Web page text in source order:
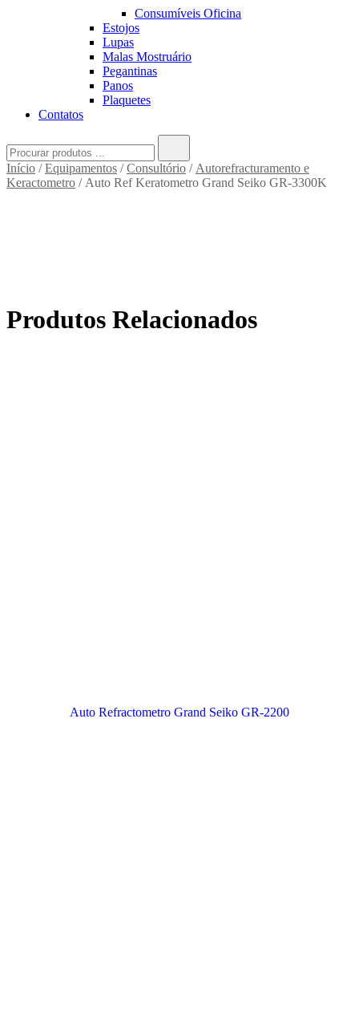
Consumíveis Oficina
Estojos
Lupas
Malas Mostruário
Pegantinas
Panos
Plaquetes
Contatos
for:
Início /Equipamentos /Consultório / Autorefracturamento e
Keractometro / Auto Ref Keratometro Grand Seiko GR-3300K
Produtos Relacionados
Auto Refractometro Grand Seiko GR-2200